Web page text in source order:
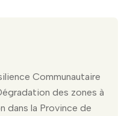
Communautaire
des zones à
dans la Province de